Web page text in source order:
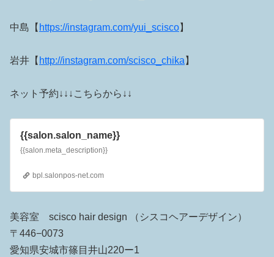
中島【 https://instagram.com/yui_scisco】
岩井【 http://instagram.com/scisco_chika 】
ネット予約↓↓↓こちらから↓↓
{{salon.salon_name}}
{{salon.meta_description}}
bpl.salonpos-net.com
美容室 scisco hair design （シスコヘアーデザイン）
〒446−0073
愛知県安城市篠目井山220ー1